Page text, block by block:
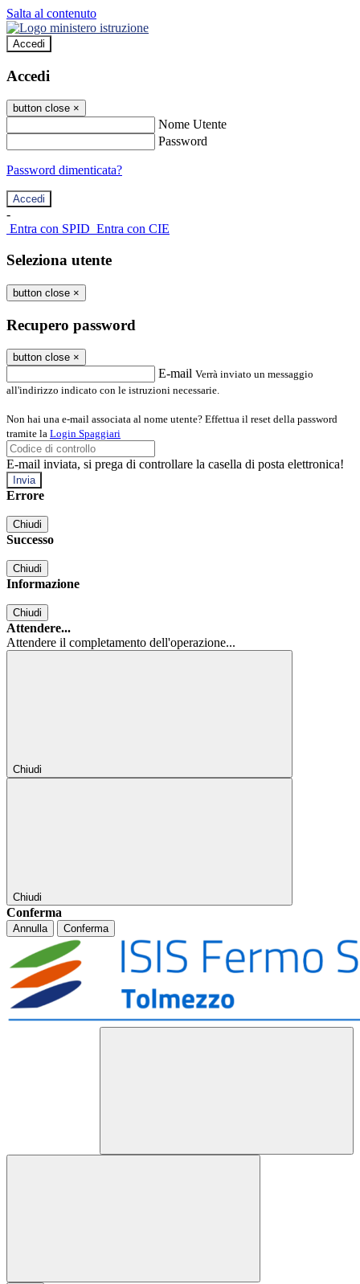
Salta al contenuto
Accedi
Accedi
button close ×
Nome Utente
Password
Password dimenticata?
-
Entra con SPID Entra con CIE
Seleziona utente
button close ×
Recupero password
button close ×
E-mail Verrà inviato un messaggio
all'indirizzo indicato con le istruzioni necessarie.
Non hai una e-mail associata al nome utente? Effettua il reset della password
tramite la Login Spaggiari
E-mail inviata, si prega di controllare la casella di posta elettronica!
Errore
Chiudi
Successo
Chiudi
Informazione
Chiudi
Attendere...
Attendere il completamento dell'operazione...
Chiudi
Chiudi
Conferma
Annulla Conferma